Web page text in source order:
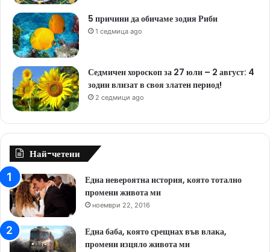
5 причини да обичаме зодия Риби
1 седмица ago
Седмичен хороскоп за 27 юли – 2 август: 4
зодии влизат в своя златен период!
2 седмици ago
Най-четени
Една невероятна история, която тотално
промени живота ми
ноември 22, 2016
Една баба, която срещнах във влака,
промени изцяло живота ми